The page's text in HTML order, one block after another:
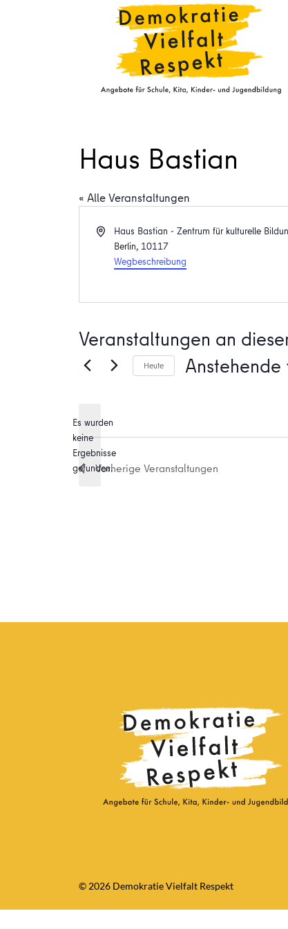
Haus Bastian
« Alle Veranstaltungen
AdresseHaus Bastian - Zentrum für kulturelle
Berlin, 10117
Wegbeschreibung
Veranstaltungen an
Hinweis
Es wurden
keine
Ergebnisse
gefunden.
Heute Anstehende
Vorherige Veranstaltungen
© 2026 Demokratie Vielfalt Respekt